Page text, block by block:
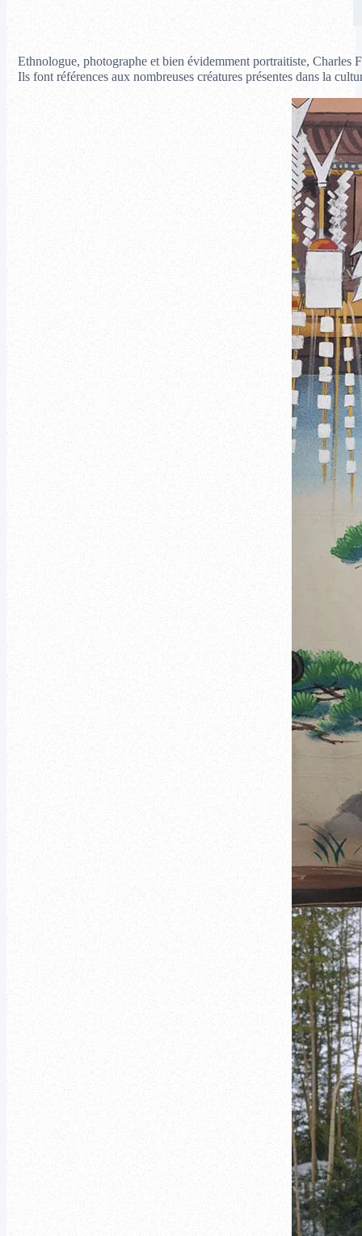
Ethnologue, photographe et bien évidemment portraitiste, Charles
Ils font références aux nombreuses créatures présentes dans la